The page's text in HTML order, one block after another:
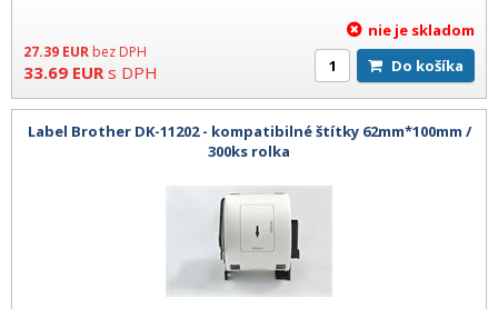
27.39 EUR bez DPH
33.69 EUR s DPH
nie je skladom
Do košíka
Label Brother DK-11202 - kompatibilné štítky 62mm*100mm /
300ks rolka